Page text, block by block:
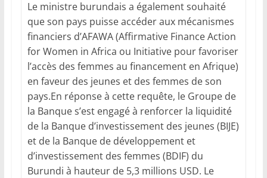
Le ministre burundais a également souhaité
que son pays puisse accéder aux mécanismes
financiers d’AFAWA (Affirmative Finance Action
for Women in Africa ou Initiative pour favoriser
l’accès des femmes au financement en Afrique)
en faveur des jeunes et des femmes de son
pays.En réponse à cette requête, le Groupe de
la Banque s’est engagé à renforcer la liquidité
de la Banque d’investissement des jeunes (BIJE)
et de la Banque de développement et
d’investissement des femmes (BDIF) du
Burundi à hauteur de 5,3 millions USD. Le